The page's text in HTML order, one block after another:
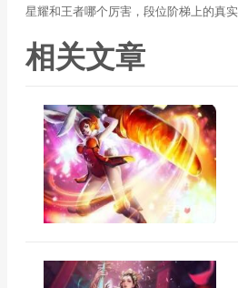
星耀和王者哪个厉害，段位阶梯上的真
相关文章